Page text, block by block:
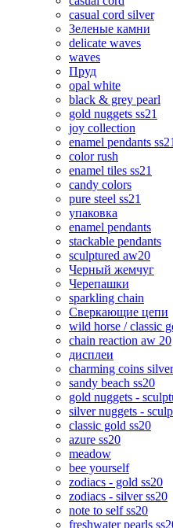
casual cord silver
Зеленые камни
delicate waves
waves
Пруд
opal white
black & grey pearl
gold nuggets ss21
joy collection
enamel pendants ss21
color rush
enamel tiles ss21
candy colors
pure steel ss21
упаковка
enamel pendants
stackable pendants
sculptured aw20
Черный жемчуг
Черепашки
sparkling chain
Сверкающие цепи
wild horse / classic
chain reaction aw 20
дисплеи
charming coins
sandy beach ss20
gold nuggets -
silver nuggets -
classic gold ss20
azure ss20
meadow
bee yourself
zodiacs - gold ss20
zodiacs - silver ss20
note to self ss20
freshwater pearls